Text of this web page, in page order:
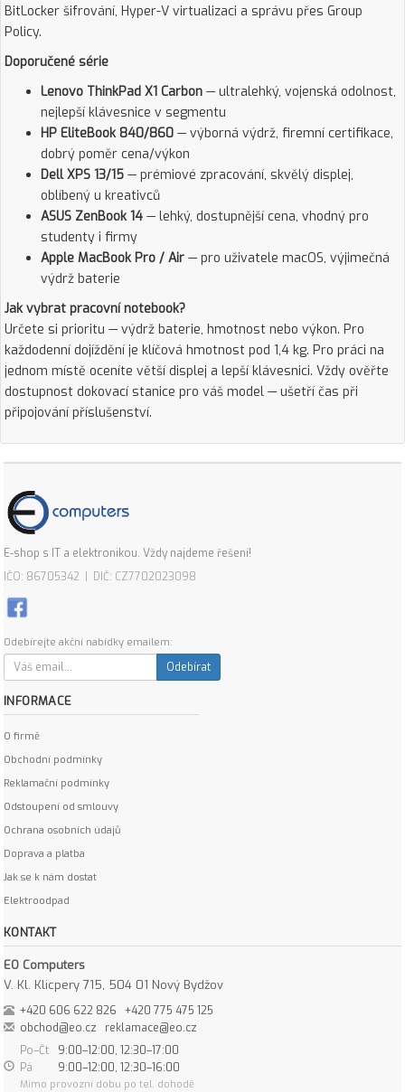
BitLocker šifrování, Hyper-V virtualizaci a správu přes Group
Policy.
Doporučené série
Lenovo ThinkPad X1 Carbon — ultralehký, vojenská odolnost,
nejlepší klávesnice v segmentu
HP EliteBook 840/860 — výborná výdrž, firemní certifikace,
dobrý poměr cena/výkon
Dell XPS 13/15 — prémiové zpracování, skvělý displej,
oblíbený u kreativců
ASUS ZenBook 14 — lehký, dostupnější cena, vhodný pro
studenty i firmy
Apple MacBook Pro / Air — pro uživatele macOS, výjimečná
výdrž baterie
Jak vybrat pracovní notebook?
Určete si prioritu — výdrž baterie, hmotnost nebo výkon. Pro
každodenní dojíždění je klíčová hmotnost pod 1,4 kg. Pro práci na
jednom místě oceníte větší displej a lepší klávesnici. Vždy ověřte
dostupnost dokovací stanice pro váš model — ušetří čas při
připojování příslušenství.
E-shop s IT a elektronikou. Vždy najdeme řešení!
IČO: 86705342 | DIČ: CZ7702023098
Odebírejte akční nabídky emailem:
Odebírat
INFORMACE
O firmě
Obchodní podmínky
Reklamační podmínky
Odstoupení od smlouvy
Ochrana osobních údajů
Doprava a platba
Jak se k nám dostat
Elektroodpad
KONTAKT
EO Computers
V. Kl. Klicpery 715, 504 01 Nový Bydžov
+420 606 622 826
+420 775 475 125
obchod@eo.cz
reklamace@eo.cz
Po–Čt
9:00–12:00, 12:30–17:00
Pá
9:00–12:00, 12:30–16:00
Mimo provozní dobu po tel. dohodě